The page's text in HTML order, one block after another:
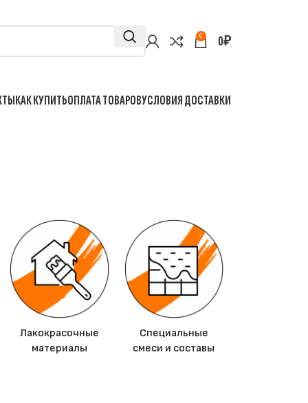
0 0₽
КАК КУПИТЬОПЛАТА ТОВАРОВУСЛОВИЯ ДОСТАВКИ
Лакокрасочные
материалы
Специальные
смеси и составы